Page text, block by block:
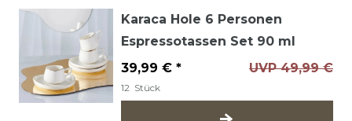
Karaca Hole 6 Personen
Espressotassen Set 90 ml
UVP 49,99 €
39,99 € *
12 Stück